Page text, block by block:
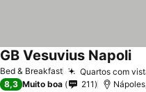
Bed & Breakfast Quartos com
GB Vesuvius Napoli
8,3 Muito boa 211